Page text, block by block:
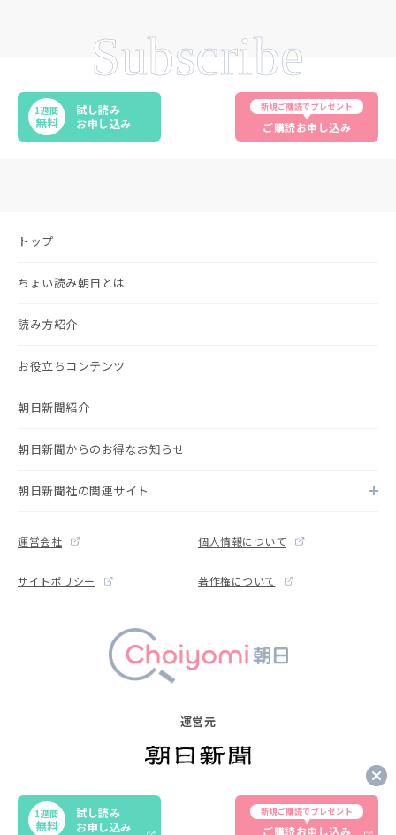
Subscribe
1週間
無料
試し読み
お申し込み
新規ご購読でプレゼント
ご購読お申し込み
1週間
無料
試し読み
お申し込み
新規ご購読でプレゼント
ご購読お申し込み
運営元
トップ
ちょい読み朝日とは
読み方紹介
お役立ちコンテンツ
朝日新聞紹介
朝日新聞からのお得なお知らせ
朝日新聞社の関連サイト
運営会社 個人情報について
サイトポリシー 著作権について
Copyright © The Asahi Shimbun Company. All rights reserved.
Noreproduction or republication without written permission.